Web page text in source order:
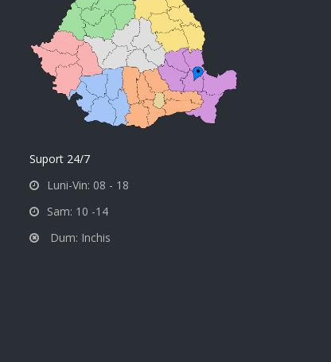
Suport 24/7
Luni-Vin: 08 - 18
Sam: 10 -14
Dum: Inchis